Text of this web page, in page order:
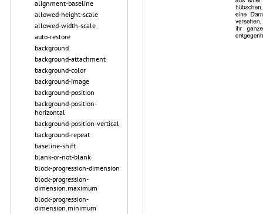
alignment-baseline
allowed-height-scale
allowed-width-scale
auto-restore
background
background-attachment
background-color
background-image
background-position
background-position-
horizontal
background-position-vertical
background-repeat
baseline-shift
blank-or-not-blank
block-progression-dimension
block-progression-
dimension.maximum
block-progression-
dimension.minimum